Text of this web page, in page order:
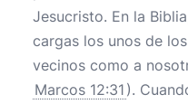
Jesucristo. En la
cargas los unos de
vecinos como a
Marcos 12:31 ).